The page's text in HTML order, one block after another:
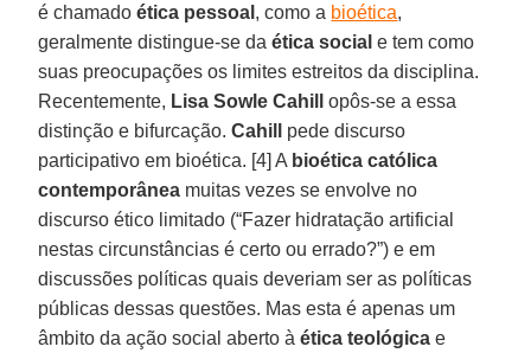
é chamadoética pessoal , como a bioética,
geralmente distingue-se daética social e tem como
suas preocupações os limites estreitos da disciplina.
Recentemente, Lisa Sowle Cahill
opôs-se a essa
distinção e bifurcação.Cahill
pede discurso
participativo em bioética. [4] A bioética católica
contemporânea muitas vezes se envolve no
discurso ético limitado (“Fazer hidratação artificial
nestas circunstâncias é certo ou errado?”) e em
discussões políticas quais deveriam ser as políticas
públicas dessas questões. Mas esta é apenas um
âmbito da ação social aberto àética teológica e